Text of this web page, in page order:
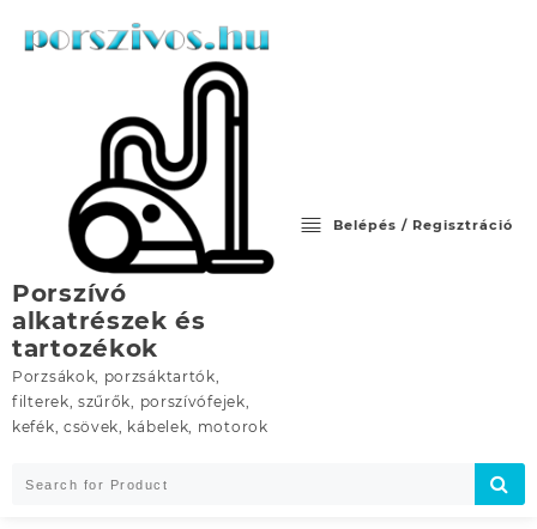
Porszívó
alkatrészek és
tartozékok
Porzsákok, porzsáktartók,
filterek, szűrők, porszívófejek,
kefék, csövek, kábelek, motorok
Belépés / Regisztráció